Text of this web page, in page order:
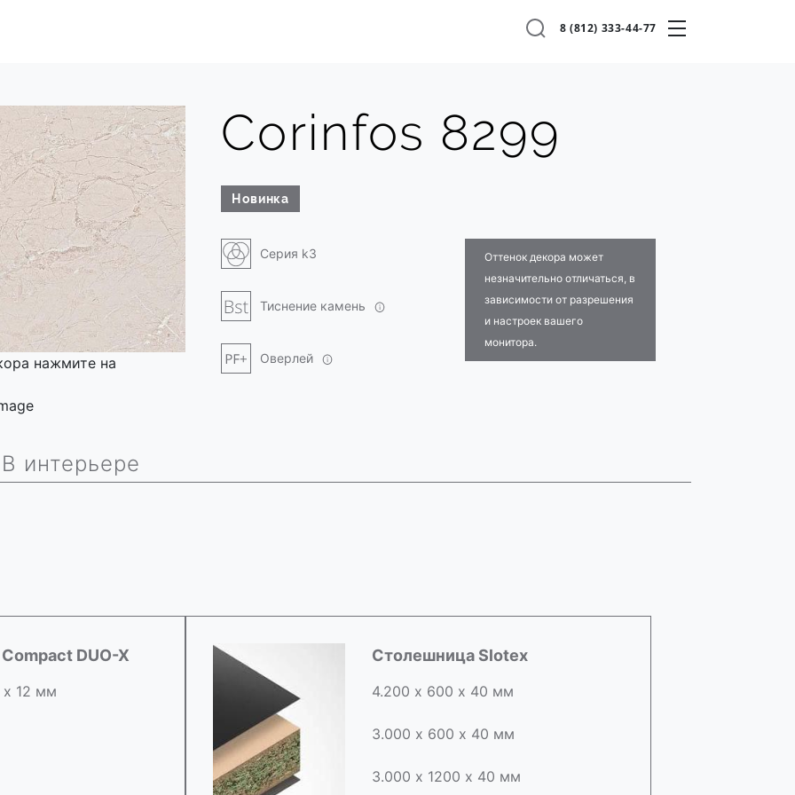
8 (812) 333-44-77
нажмите на
Corinfos 8299
Новинка
Серия k3
Тиснение камень
Оверлей
Оттенок декора может
незначительно отличаться, в
зависимости от разрешения
и настроек вашего
монитора.
В интерьере
DUO-X
х 12 мм
Столешница Slotex
4.200 х 600 х 40 мм
3.000 х 600 х 40 мм
3.000 х 1200 х 40 мм